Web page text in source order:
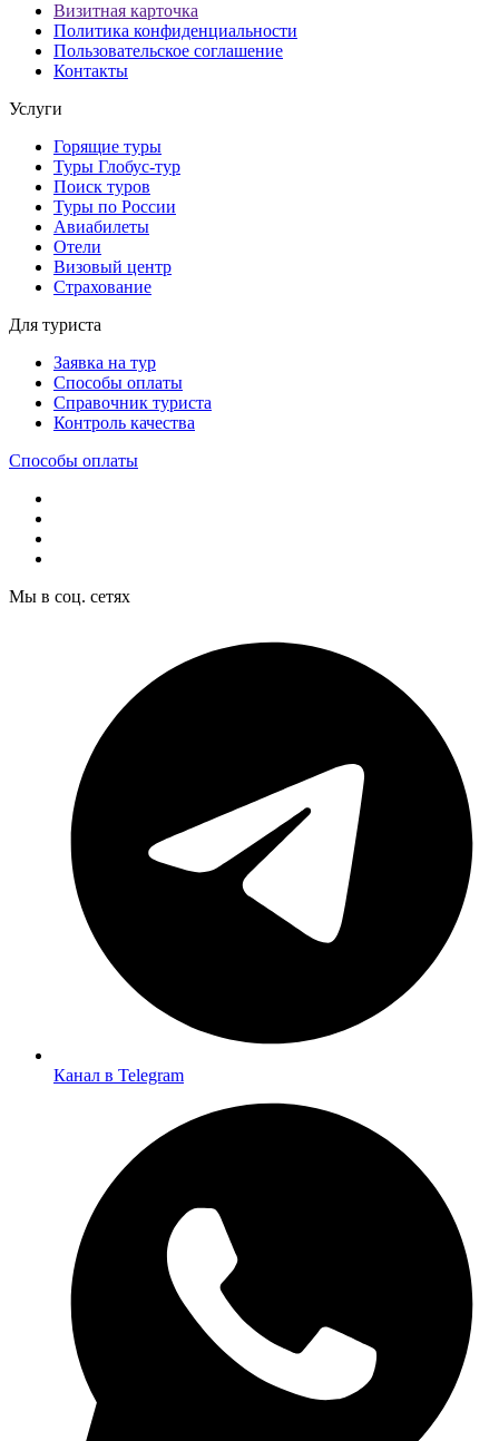
Визитная карточка
Политика конфиденциальности
Пользовательское соглашение
Контакты
Услуги
Горящие туры
Туры Глобус-тур
Поиск туров
Туры по России
Авиабилеты
Отели
Визовый центр
Страхование
Для туриста
Заявка на тур
Способы оплаты
Справочник туриста
Контроль качества
Способы оплаты
Мы в соц. сетях
Канал в Telegram